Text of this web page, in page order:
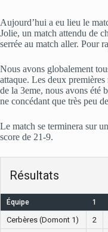
Aujourd’hui a eu lieu le
Jolie, un match attendu de
serrée au match aller. Pour
Nous avons globalement
attaque. Les deux premières
de la 3eme, nous avons été
ne concédant que très peu
Le match se terminera sur
score de 21-9.
Résultats
Équipe 1
Cerbères (Domont 1) 2